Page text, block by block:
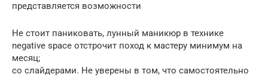
представляется возможности
Не стоит паниковать, лунный маникюр в технике
negative space отстрочит поход к мастеру минимум на
месяц;
со слайдерами. Не уверены в том, что самостоятельно